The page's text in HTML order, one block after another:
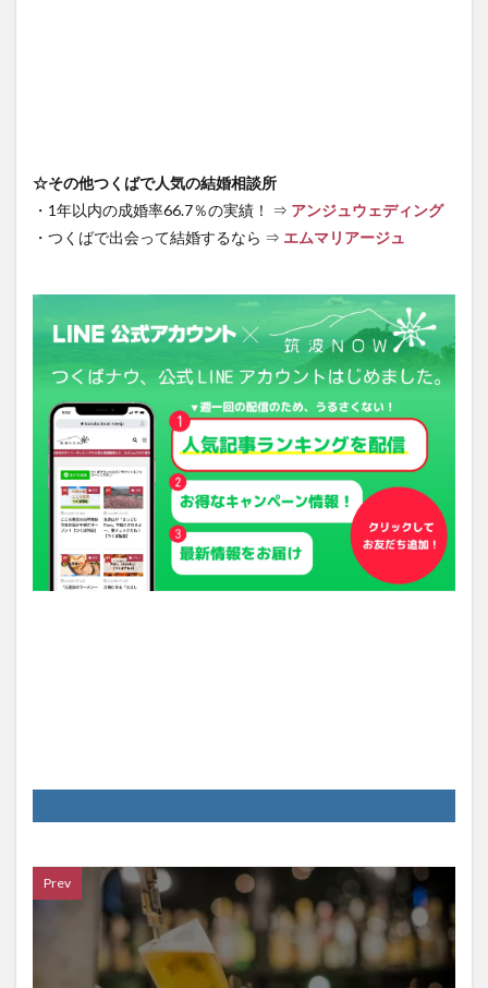
☆その他つくばで人気の結婚相談所
・1年以内の成婚率66.7％の実績！ ⇒ アンジュウェディング
・つくばで出会って結婚するなら ⇒ エムマリアージュ
Prev